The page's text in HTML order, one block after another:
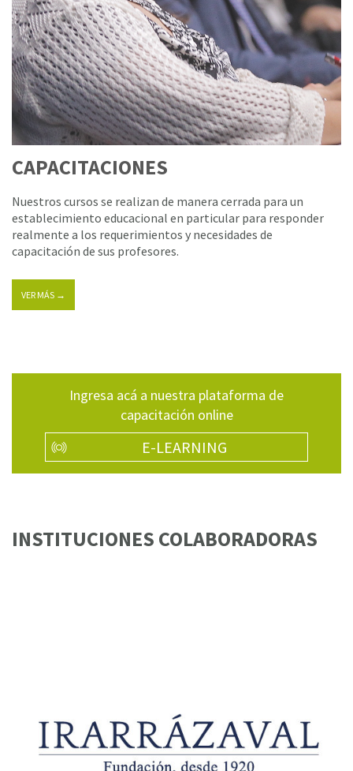
CAPACITACIONES
Nuestros cursos se realizan de manera cerrada para un
establecimiento educacional en particular para responder
realmente a los requerimientos y necesidades de
capacitación de sus profesores.
VER MÁS →
Ingresa acá a nuestra plataforma de
capacitación online
E-LEARNING
INSTITUCIONES COLABORADORAS